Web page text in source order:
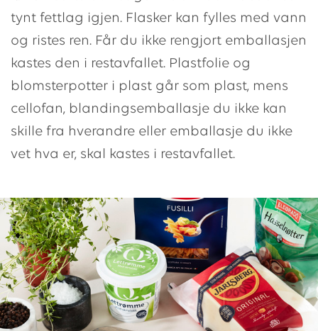
tynt fettlag igjen. Flasker kan fylles med vann
og ristes ren. Får du ikke rengjort emballasjen
kastes den i restavfallet. Plastfolie og
blomsterpotter i plast går som plast, mens
cellofan, blandingsemballasje du ikke kan
skille fra hverandre eller emballasje du ikke
vet hva er, skal kastes i restavfallet.